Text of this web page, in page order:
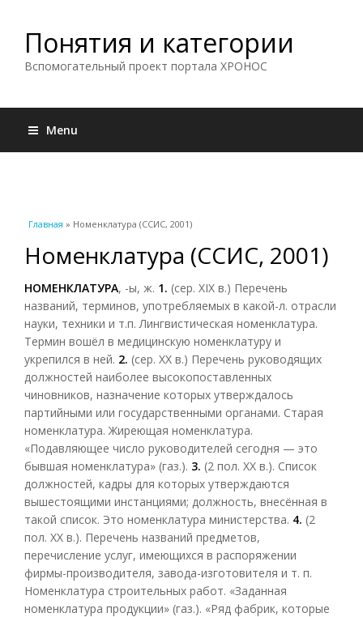
Понятия и категории
Вспомогательный проект портала ХРОНОС
Menu
Вы здесь
Главная » Номенклатура (ССИС, 2001)
Номенклатура (ССИС, 2001)
НОМЕНКЛАТУРА, -ы, ж. 1. (сер. XIX в.) Перечень
названий, терминов, употребляемых в какой-л. отрасли
науки, техники и т.п. Лингвистическая номенклатура.
Термин вошёл в медицинскую номенклатуру и
укрепился в ней. 2. (сер. XX в.) Перечень руководящих
должностей наиболее высокопоставленных
чиновников, назначение которых утверждалось
партийными или государственными органами. Старая
номенклатура. Жиреющая номенклатура.
«Подавляющее число руководителей сегодня — это
бывшая номенклатура» (газ.). 3. (2 пол. XX в.). Список
должностей, кадры для которых утверждаются
вышестоящими инстанциями; должность, внесённая в
такой список. Это номенклатура министерства. 4. (2
пол. XX в.). Перечень названий предметов,
перечисление услуг, имеющихся в распоряжении
фирмы-производителя, завода-изготовителя и т. п.
Номенклатура строительных работ. «Заданная
номенклатура продукции» (газ.). «Ряд фабрик, которые